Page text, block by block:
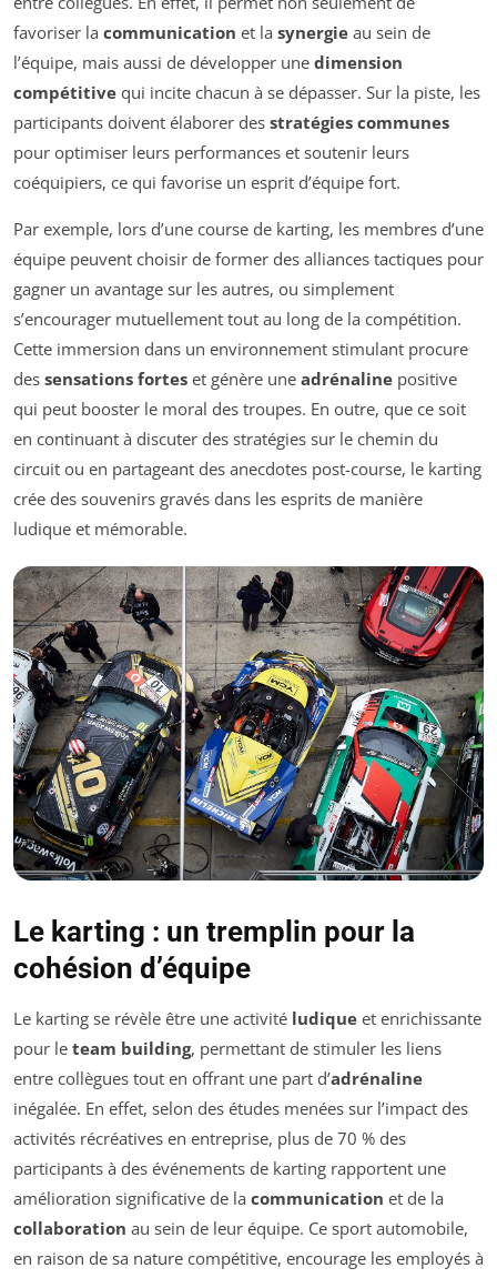
favoriser la communication et la synergie au sein de
l’équipe, mais aussi de développer une dimension
compétitive qui incite chacun à se dépasser. Sur la piste, les
participants doivent élaborer des stratégies communes
pour optimiser leurs performances et soutenir leurs
coéquipiers, ce qui favorise un esprit d’équipe fort.
Par exemple, lors d’une course de karting, les membres d’une
équipe peuvent choisir de former des alliances tactiques pour
gagner un avantage sur les autres, ou simplement
s’encourager mutuellement tout au long de la compétition.
Cette immersion dans un environnement stimulant procure
des sensations fortes et génère une adrénaline positive
qui peut booster le moral des troupes. En outre, que ce soit
en continuant à discuter des stratégies sur le chemin du
circuit ou en partageant des anecdotes post-course, le karting
crée des souvenirs gravés dans les esprits de manière
ludique et mémorable.
Le karting : un tremplin pour la
cohésion d’équipe
Le karting se révèle être une activité ludique et enrichissante
pour le team building, permettant de stimuler les liens
entre collègues tout en offrant une part d’adrénaline
inégalée. En effet, selon des études menées sur l’impact des
activités récréatives en entreprise, plus de 70 % des
participants à des événements de karting rapportent une
amélioration significative de la communication et de la
collaboration au sein de leur équipe. Ce sport automobile,
en raison de sa nature compétitive, encourage les employés à